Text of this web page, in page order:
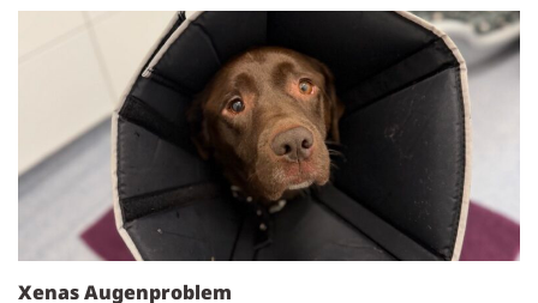
Xenas Augenproblem